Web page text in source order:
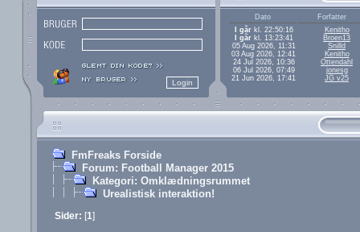
Dato
Forfatter
I gårkl. 22:50:16
Kenitho
I gårkl. 13:23:41
Broen13
05 Aug 2026, 11:31
Snilld
03 Aug 2026, 12:41
Kenitho
24 Jul 2026, 10:36
Ottendahl
06 Jul 2026, 07:49
jonesg
21 Jun 2026, 17:41
JG v25
FmFreaks Forside
Forum: Football Manager 2015
Kategori: Omklædningsrummet
Urealistisk interaktion!
Sider: [1]